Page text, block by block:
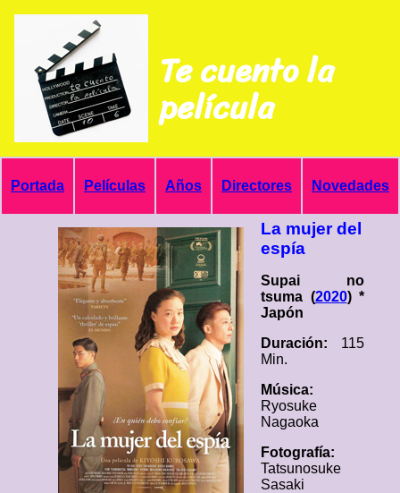
Te cuento la
película
Portada Películas Años Directores Novedades
La mujer del
espía
Supai no
tsuma (2020) *
Japón
Duración: 115
Min.
Música:
Ryosuke
Nagaoka
Fotografía:
Tatsunosuke
Sasaki